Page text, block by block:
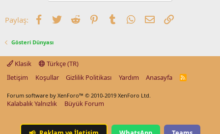
Paylaş: Facebook
TwitterReddit PinterestTumblrWhatsApp
E-postaLink
Gösteri Dünyası
Klasik
Türkçe (TR)
İletişim
Koşullar Gizlilik Politikası Yardım Anasayfa
R
Forum software by XenForo™ © 2010-2019 XenForo Ltd.
Kalabalık Yalnızlık Büyük Forum